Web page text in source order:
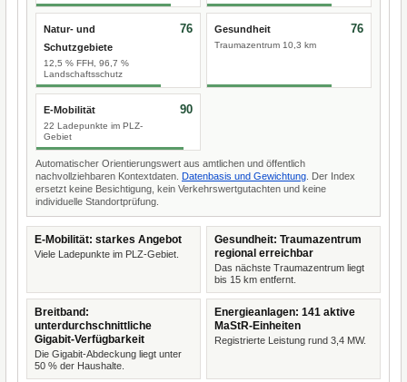
Natur- und
Schutzgebiete
12,5 % FFH, 96,7 %
Landschaftsschutz
76 Gesundheit
Traumazentrum 10,3 km
76
E-Mobilität
22 Ladepunkte im PLZ-
Gebiet
90
Automatischer Orientierungswert aus amtlichen und öffentlich
nachvollziehbaren Kontextdaten. Datenbasis und Gewichtung . Der Index
ersetzt keine Besichtigung, kein Verkehrswertgutachten und keine
individuelle Standortprüfung.
E-Mobilität: starkes Angebot
Viele Ladepunkte im PLZ-Gebiet.
Gesundheit: Traumazentrum
regional erreichbar
Das nächste Traumazentrum liegt
bis 15 km entfernt.
Breitband:
unterdurchschnittliche
Gigabit-Verfügbarkeit
Die Gigabit-Abdeckung liegt unter
50 % der Haushalte.
Energieanlagen: 141 aktive
MaStR-Einheiten
Registrierte Leistung rund 3,4 MW.